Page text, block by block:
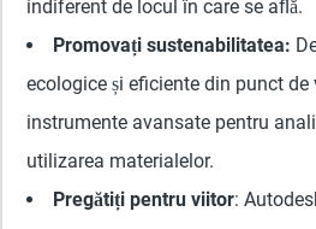
indiferent de locul în care se află.
Promovați sustenabilitatea:
ecologice și eficiente din punct de
instrumente avansate pentru
utilizarea materialelor.
Pregătiți pentru viitor: